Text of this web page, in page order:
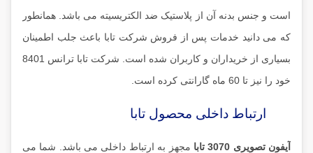
است و جنس بدنه آن از پلاستیک ضد الکتریسیته می باشد. همانطور
که می دانید خدمات پس از فروش شرکت تابا باعث جلب اطمینان
بسیاری از خریداران و کاربران شده است. شرکت تابا ترانس 8401
خود را نیز تا 60 ماه گارانتی کرده است.
ارتباط داخلی محصول تابا
آیفون تصویری 3070 تابا
مجهز به ارتباط داخلی می باشد. شما می